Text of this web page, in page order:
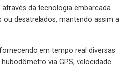
da tecnologia embarcada
desatrelados, mantendo assim a
em tempo real diversas
via GPS, velocidade